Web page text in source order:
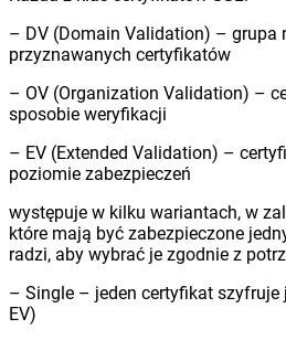
– DV (Domain Validation) – grupa
przyznawanych certyfikatów
– OV (Organization Validation) –
sposobie weryfikacji
– EV (Extended Validation) –
poziomie zabezpieczeń
występuje w kilku wariantach, w
które mają być zabezpieczone
radzi, aby wybrać je zgodnie z
– Single – jeden certyfikat szyfruje
EV)